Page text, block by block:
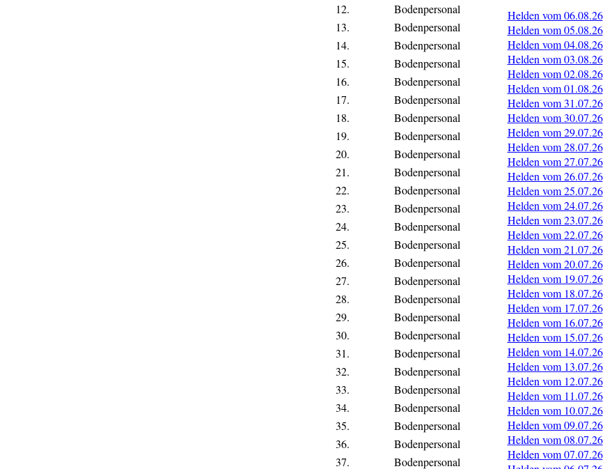
12.
Bodenpersonal
13.
Bodenpersonal
14.
Bodenpersonal
15.
Bodenpersonal
16.
Bodenpersonal
17.
Bodenpersonal
18.
Bodenpersonal
19.
Bodenpersonal
20.
Bodenpersonal
21.
Bodenpersonal
22.
Bodenpersonal
23.
Bodenpersonal
24.
Bodenpersonal
25.
Bodenpersonal
26.
Bodenpersonal
27.
Bodenpersonal
28.
Bodenpersonal
29.
Bodenpersonal
30.
Bodenpersonal
31.
Bodenpersonal
32.
Bodenpersonal
33.
Bodenpersonal
34.
Bodenpersonal
35.
Bodenpersonal
36.
Bodenpersonal
37.
Bodenpersonal
Helden vom 06.08.26
Helden vom 05.08.26
Helden vom 04.08.26
Helden vom 03.08.26
Helden vom 02.08.26
Helden vom 01.08.26
Helden vom 31.07.26
Helden vom 30.07.26
Helden vom 29.07.26
Helden vom 28.07.26
Helden vom 27.07.26
Helden vom 26.07.26
Helden vom 25.07.26
Helden vom 24.07.26
Helden vom 23.07.26
Helden vom 22.07.26
Helden vom 21.07.26
Helden vom 20.07.26
Helden vom 19.07.26
Helden vom 18.07.26
Helden vom 17.07.26
Helden vom 16.07.26
Helden vom 15.07.26
Helden vom 14.07.26
Helden vom 13.07.26
Helden vom 12.07.26
Helden vom 11.07.26
Helden vom 10.07.26
Helden vom 09.07.26
Helden vom 08.07.26
Helden vom 07.07.26